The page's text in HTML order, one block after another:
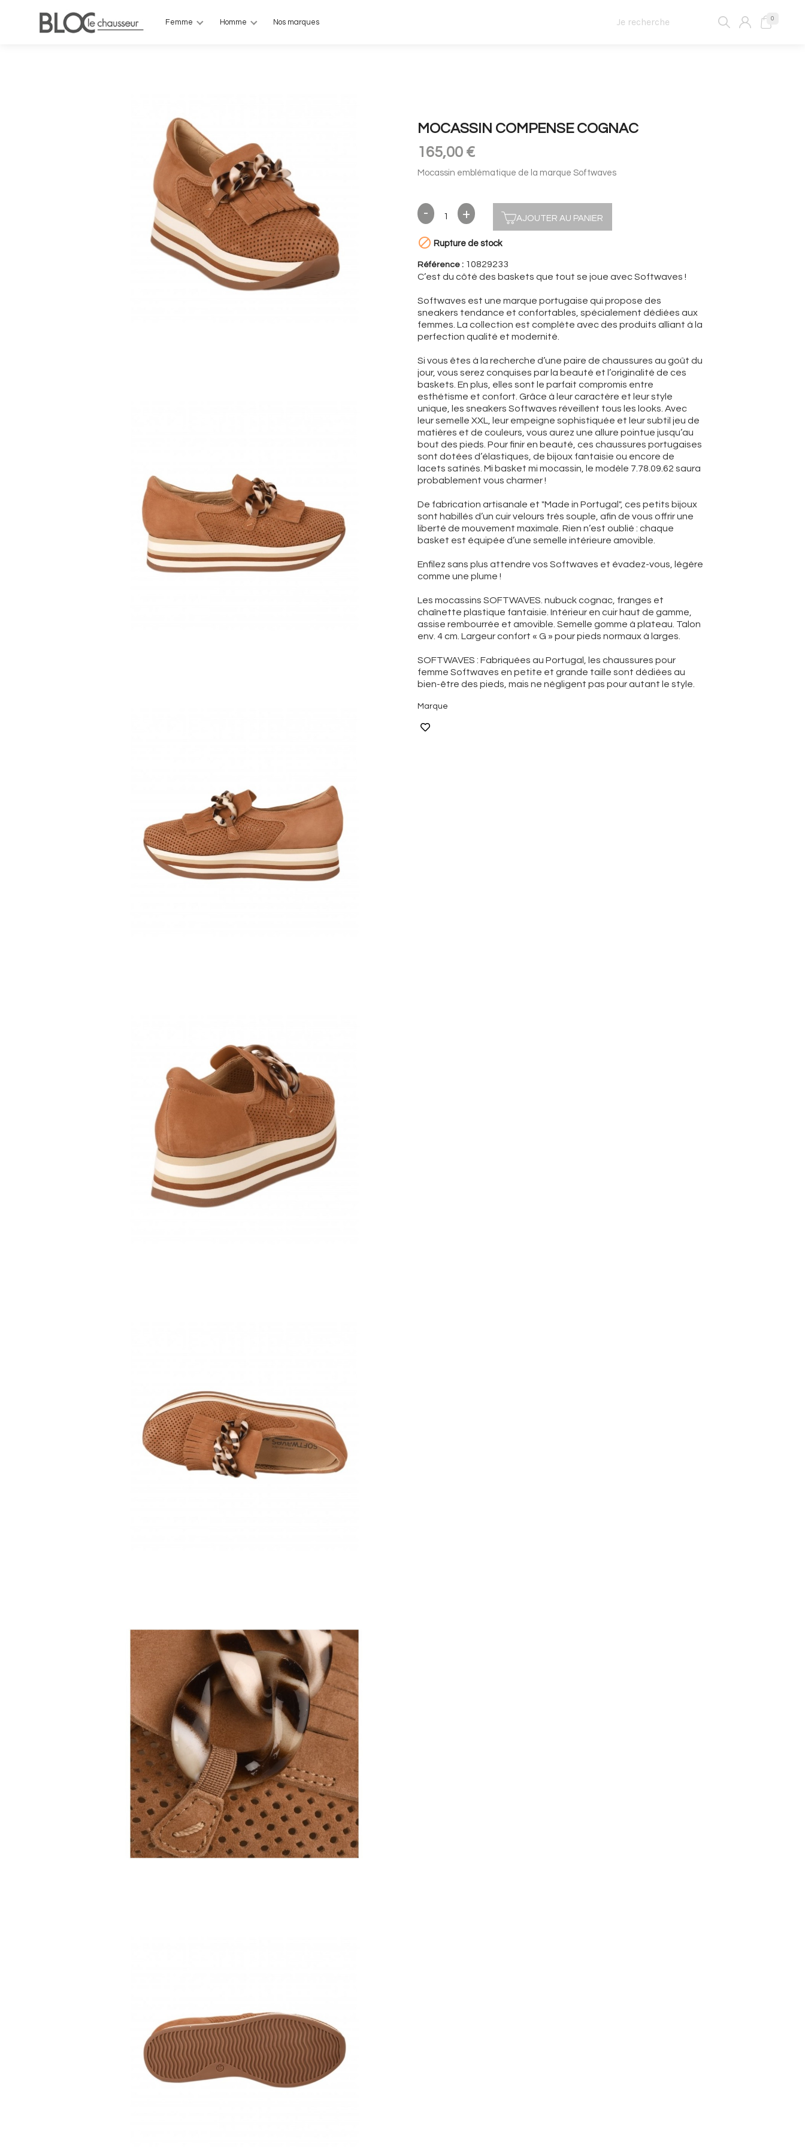
Femme Homme Nos marques 0
MOCASSIN COMPENSE COGNAC
165,00 €
Mocassin emblématique de la marque Softwaves
AJOUTER AU PANIER
 Rupture de stock
Référence : 10829233
C’est du côté des baskets que tout se joue avec Softwaves !
Softwaves est une marque portugaise qui propose des
sneakers tendance et confortables, spécialement dédiées aux
femmes. La collection est complète avec des produits alliant à la
perfection qualité et modernité.
Si vous êtes à la recherche d’une paire de chaussures au goût du
jour, vous serez conquises par la beauté et l’originalité de ces
baskets. En plus, elles sont le parfait compromis entre
esthétisme et confort. Grâce à leur caractère et leur style
unique, les sneakers Softwaves réveillent tous les looks. Avec
leur semelle XXL, leur empeigne sophistiquée et leur subtil jeu de
matières et de couleurs, vous aurez une allure pointue jusqu’au
bout des pieds. Pour finir en beauté, ces chaussures portugaises
sont dotées d’élastiques, de bijoux fantaisie ou encore de
lacets satinés. Mi basket mi mocassin, le modèle 7.78.09.62 saura
probablement vous charmer !
De fabrication artisanale et "Made in Portugal", ces petits bijoux
sont habillés d’un cuir velours très souple, afin de vous offrir une
liberté de mouvement maximale. Rien n’est oublié : chaque
basket est équipée d’une semelle intérieure amovible.
Enfilez sans plus attendre vos Softwaves et évadez-vous, légère
comme une plume !
Les mocassins SOFTWAVES. nubuck cognac, franges et
chaînette plastique fantaisie. Intérieur en cuir haut de gamme,
assise rembourrée et amovible. Semelle gomme à plateau. Talon
env. 4 cm. Largeur confort « G » pour pieds normaux à larges.
SOFTWAVES : Fabriquées au Portugal, les chaussures pour
femme Softwaves en petite et grande taille sont dédiées au
bien-être des pieds, mais ne négligent pas pour autant le style.
Marque